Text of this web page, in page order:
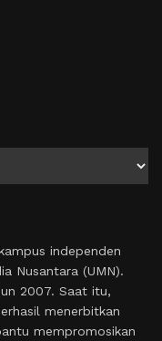
independen
Nusantara (UMN).
2007. Saat itu,
menerbitkan
mempromosikan